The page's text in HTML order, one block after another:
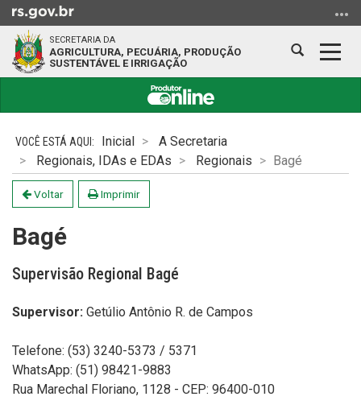
para
conteúdo
menu
para
SECRETARIA DA
AGRICULTURA, PECUÁRIA, PRODUÇÃO
SUSTENTÁVEL E IRRIGAÇÃO
Abrir
conteúdo
Inicial
A Secretaria
Regionais, IDAs e EDAs
Regionais Bagé
Voltar Imprimir
Bagé
Supervisão Regional Bagé
Supervisor: Getúlio Antônio R. de Campos
Telefone: (53) 3240-5373 / 5371
WhatsApp: (51) 98421-9883
Rua Marechal Floriano, 1128 - CEP: 96400-010